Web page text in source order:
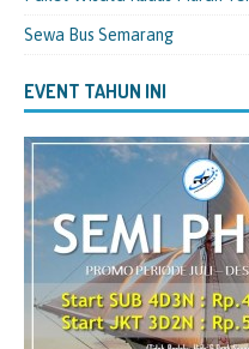
Sewa Bus Semarang
EVENT TAHUN INI